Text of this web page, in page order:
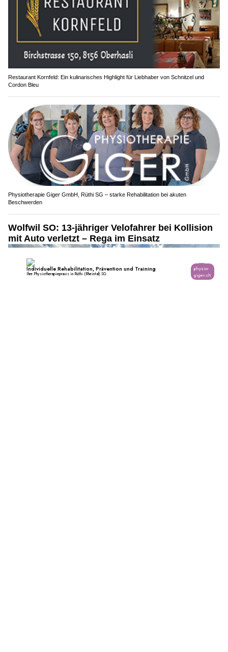
Restaurant Kornfeld: Ein kulinarisches Highlight für Liebhaber von Schnitzel und
Cordon Bleu
Physiotherapie Giger GmbH, Rüthi SG – starke Rehabilitation bei akuten
Beschwerden
Wolfwil SO: 13-jähriger Velofahrer bei Kollision
mit Auto verletzt – Rega im Einsatz